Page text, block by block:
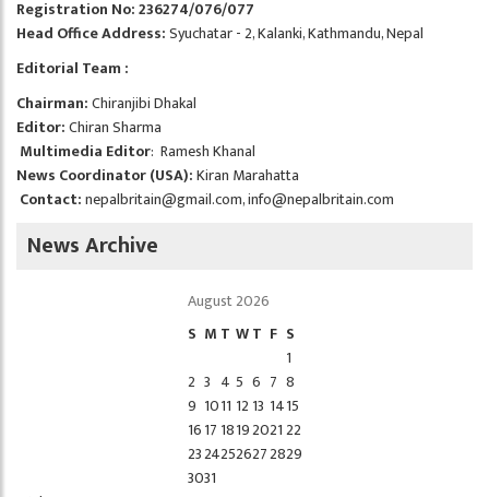
Registration No: 236274/076/077
Head Office Address:Syuchatar - 2, Kalanki, Kathmandu, Nepal
Editorial Team :
Chairman:Chiranjibi Dhakal
Editor:Chiran Sharma
Multimedia Editor: Ramesh Khanal
News Coordinator (USA):Kiran Marahatta
Contact:nepalbritain@gmail.com,info@nepalbritain.com
News Archive
August 2026
S M T WT F S
1
2 3 4 5 6 7 8
9 1011 12 13 1415
1617 1819202122
23242526272829
3031